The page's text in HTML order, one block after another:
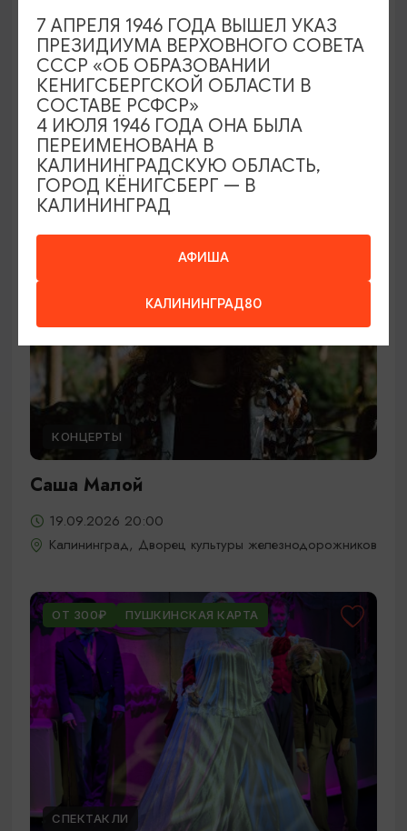
СПЕКТАКЛИ
Вишнёвый сад
18.09.2026 19:00
Калининград, Калининградский областной
драматический театр
ОТ 1750₽
КОНЦЕРТЫ
Саша Малой
19.09.2026 20:00
Калининград, Дворец культуры железнодорожников
ОТ 300₽ ПУШКИНСКАЯ КАРТА
СПЕКТАКЛИ
АФИША
КАЛИНИНГРАД80
7 АПРЕЛЯ 1946 ГОДА ВЫШЕЛ УКАЗ
ПРЕЗИДИУМА ВЕРХОВНОГО СОВЕТА
СССР «ОБ ОБРАЗОВАНИИ
КЕНИГСБЕРГСКОЙ ОБЛАСТИ В
СОСТАВЕ РСФСР»
4 ИЮЛЯ 1946 ГОДА ОНА БЫЛА
ПЕРЕИМЕНОВАНА В
КАЛИНИНГРАДСКУЮ ОБЛАСТЬ,
ГОРОД КЁНИГСБЕРГ — В
КАЛИНИНГРАД